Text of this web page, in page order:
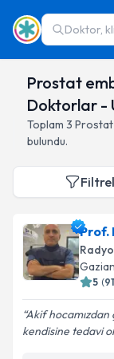
Doktor,
Prostat
Doktorlar -
Toplam 3
bulundu.
Prof.
5 (91
Akif hocamızdan
kendisine tedavi